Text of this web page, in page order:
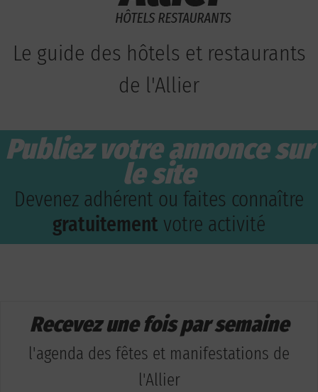
Le guide des hôtels et restaurants
de l'Allier
Publiez votre annonce sur
le site
Devenez adhérent ou faites connaître
gratuitement votre activité
Recevez une fois par semaine
l'agenda des fêtes et manifestations de
l'Allier